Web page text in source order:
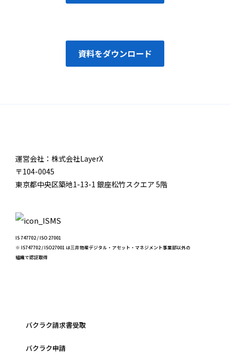
資料をダウンロード
運営会社：株式会社LayerX
〒104-0045
東京都中央区築地1-13-1 銀座松竹スクエア 5階
IS 747702 / ISO 27001
※ IS747702 / ISO27001 は三井物産デジタル・アセット・マネジメント事業部以外の
組織で認証取得
バクラク請求書受取
バクラク申請